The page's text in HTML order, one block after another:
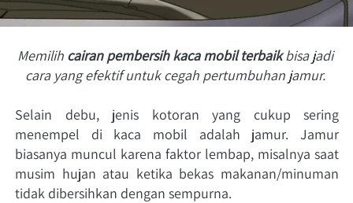
Memilih cairan pembersih kaca mobil terbaik bisa jadi
cara yang efektif untuk cegah pertumbuhan jamur.
Selain debu, jenis kotoran yang cukup sering
menempel di kaca mobil adalah jamur. Jamur
biasanya muncul karena faktor lembap, misalnya saat
musim hujan atau ketika bekas makanan/minuman
tidak dibersihkan dengan sempurna.